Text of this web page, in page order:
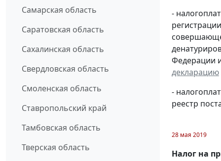
Самарская область
Саратовская область
Сахалинская область
Свердловская область
Смоленская область
Ставропольский край
Тамбовская область
Тверская область
-
Федерации
декларацию
-
реестр
28 мая 2019
Налог на